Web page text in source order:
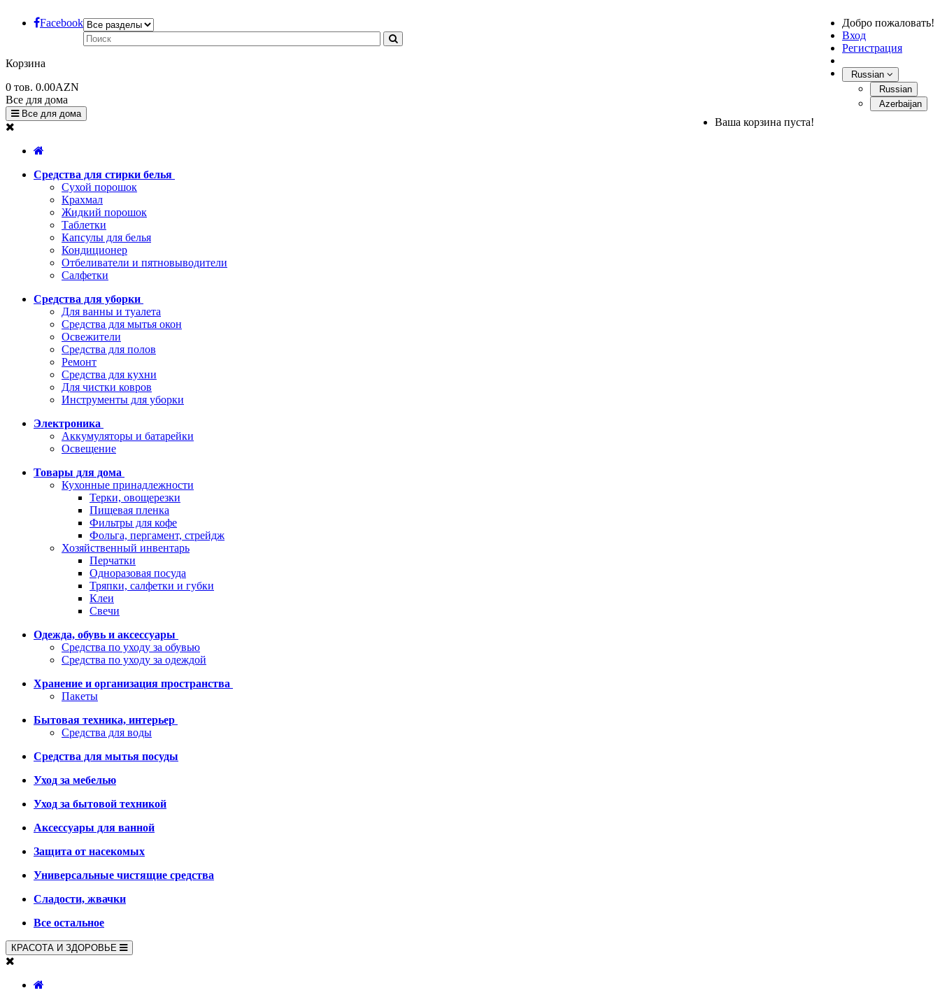
Facebook
Добро пожаловать!
Вход
Регистрация
Russian
Russian
Azerbaijan
Корзина
0 тов. 0.00AZN
Ваша корзина пуста!
Все для дома
Все для дома
Средства для стирки белья
Сухой порошок
Крахмал
Жидкий порошок
Таблетки
Капсулы для белья
Кондиционер
Отбеливатели и пятновыводители
Салфетки
Средства для уборки
Для ванны и туалета
Средства для мытья окон
Освежители
Средства для полов
Ремонт
Средства для кухни
Для чистки ковров
Инструменты для уборки
Электроника
Аккумуляторы и батарейки
Освещение
Товары для дома
Кухонные принадлежности
Терки, овощерезки
Пищевая пленка
Фильтры для кофе
Фольга, пергамент, стрейдж
Хозяйственный инвентарь
Перчатки
Одноразовая посуда
Тряпки, салфетки и губки
Клеи
Свечи
Одежда, обувь и аксессуары
Средства по уходу за обувью
Средства по уходу за одеждой
Хранение и организация пространства
Пакеты
Бытовая техника, интерьер
Средства для воды
Средства для мытья посуды
Уход за мебелью
Уход за бытовой техникой
Аксессуары для ванной
Защита от насекомых
Универсальные чистящие средства
Сладости, жвачки
Все остальное
КРАСОТА И ЗДОРОВЬЕ